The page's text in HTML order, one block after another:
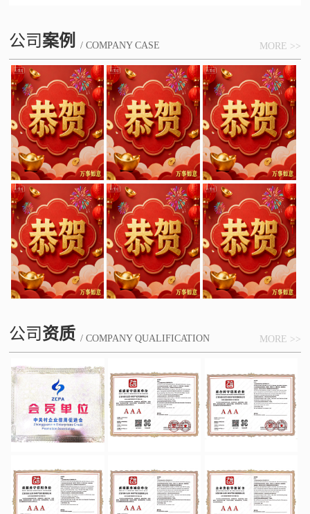
公司案例 / COMPANY CASE MORE >>
公司资质 / COMPANY QUALIFICATION MORE >>